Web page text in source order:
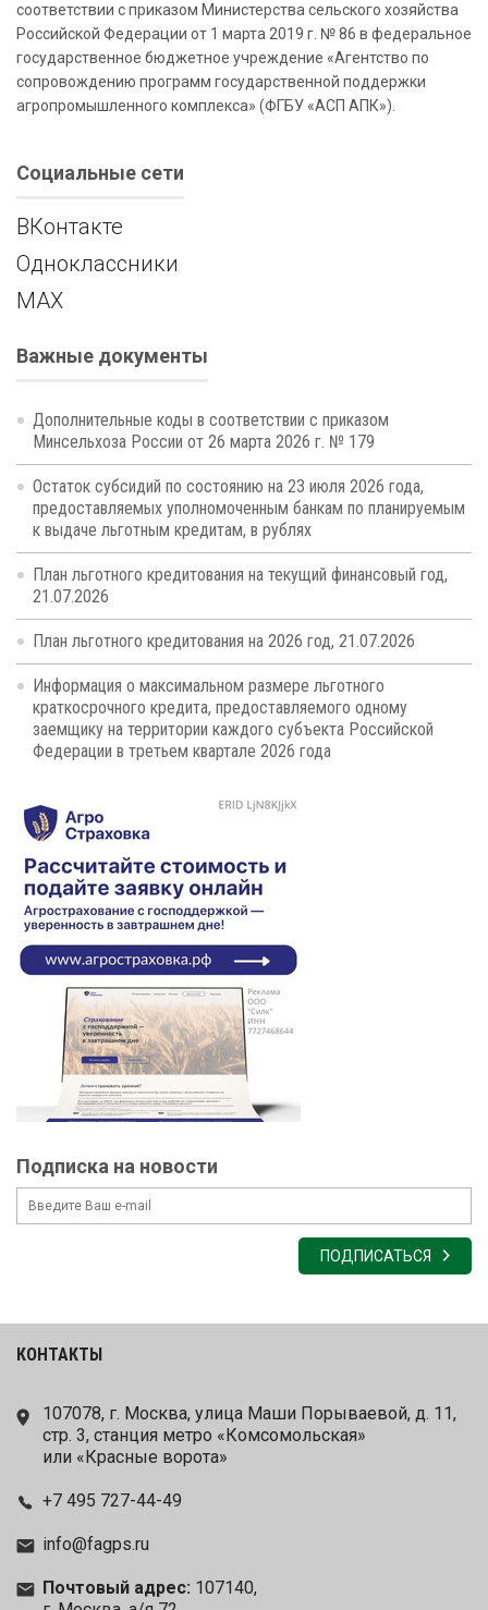
соответствии с приказом Министерства сельского хозяйства
Российской Федерации от 1 марта 2019 г. № 86 в федеральное
государственное бюджетное учреждение «Агентство по
сопровождению программ государственной поддержки
агропромышленного комплекса» (ФГБУ «АСП АПК»).
Социальные сети
ВКонтакте
Одноклассники
MAX
Важные документы
Дополнительные коды в соответствии с приказом
Минсельхоза России от 26 марта 2026 г. № 179
Остаток субсидий по состоянию на 23 июля 2026 года,
предоставляемых уполномоченным банкам по планируемым
к выдаче льготным кредитам, в рублях
План льготного кредитования на текущий финансовый год,
21.07.2026
План льготного кредитования на 2026 год, 21.07.2026
Информация о максимальном размере льготного
краткосрочного кредита, предоставляемого одному
заемщику на территории каждого субъекта Российской
Федерации в третьем квартале 2026 года
Подписка на новости
ПОДПИСАТЬСЯ
КОНТАКТЫ
107078, г. Москва, улица Маши Порываевой, д. 11,
стр. 3, станция метро «Комсомольская»
или «Красные ворота»
+7 495 727-44-49
info@fagps.ru
Почтовый адрес: 107140,